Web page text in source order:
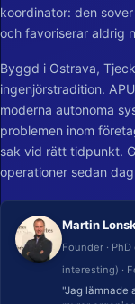
koordinator: den
och favoriserar aldrig
Byggd i Ostrava,
ingenjörstradition.
moderna autonoma
problemen inom
sak vid rätt tidpunkt.
operationer sedan
Martin
Founder ·
interesting) ·
"Jag lämnade